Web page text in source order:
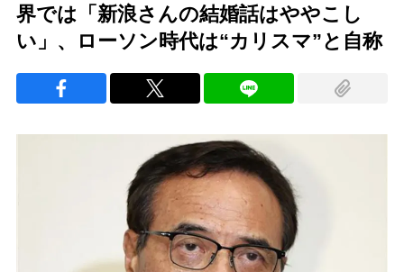
界では「新浪さんの結婚話はややこし
い」、ローソン時代は“カリスマ”と自称